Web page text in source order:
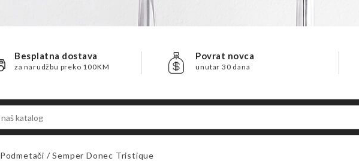
Besplatna dostava
za narudžbu preko 100KM
Povrat novca
unutar 30 dana
Podmetači Semper Donec Tristique